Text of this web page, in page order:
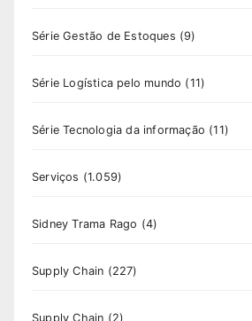
Série Gestão de Estoques (9)
Série Logística pelo mundo (11)
Série Tecnologia da informação (11)
Serviços (1.059)
Sidney Trama Rago (4)
Supply Chain (227)
Supply Chain (2)